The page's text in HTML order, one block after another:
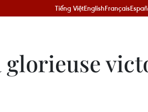
Tiếng ViệtEnglishFrançais
glorieuse